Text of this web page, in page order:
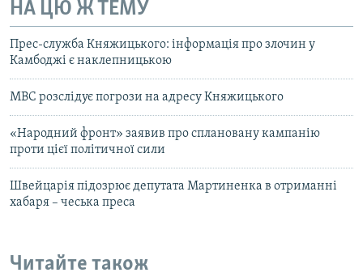
НА ЦЮ Ж ТЕМУ
Прес-служба Княжицького: інформація про злочин у
Камбоджі є наклепницькою
МВС розслідує погрози на адресу Княжицького
«Народний фронт» заявив про сплановану кампанію
проти цієї політичної сили
Швейцарія підозрює депутата Мартиненка в отриманні
хабаря – чеська преса
Читайте також